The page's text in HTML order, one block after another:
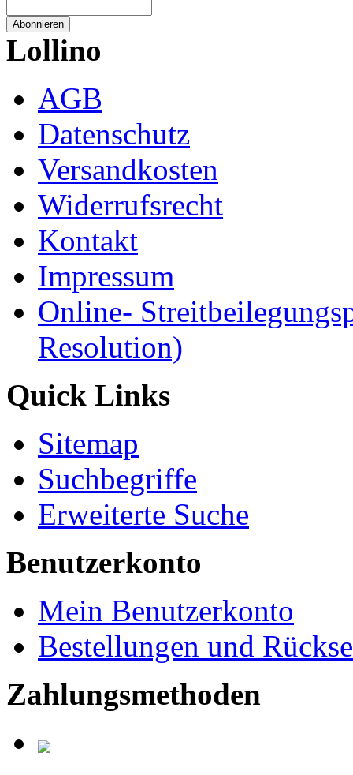
Abonnieren
Lollino
AGB
Datenschutz
Versandkosten
Widerrufsrecht
Kontakt
Impressum
Online-
Resolution)
Quick Links
Sitemap
Suchbegriffe
Erweiterte Suche
Benutzerkonto
Mein Benutzerkonto
Bestellungen und
Zahlungsmethoden